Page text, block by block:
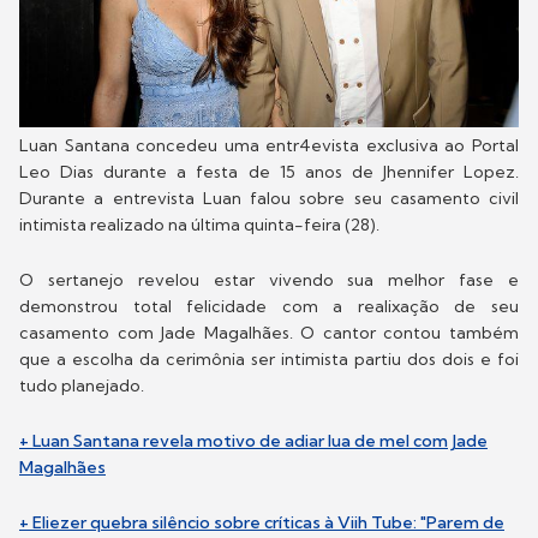
Luan Santana concedeu uma entr4evista exclusiva ao Portal
Leo Dias durante a festa de 15 anos de Jhennifer Lopez.
Durante a entrevista Luan falou sobre seu casamento civil
intimista realizado na última quinta-feira (28).
O sertanejo revelou estar vivendo sua melhor fase e
demonstrou total felicidade com a realixação de seu
casamento com Jade Magalhães. O cantor contou também
que a escolha da cerimônia ser intimista partiu dos dois e foi
tudo planejado.
+ Luan Santana revela motivo de adiar lua de mel com Jade
Magalhães
+ Eliezer quebra silêncio sobre críticas à Viih Tube: "Parem de